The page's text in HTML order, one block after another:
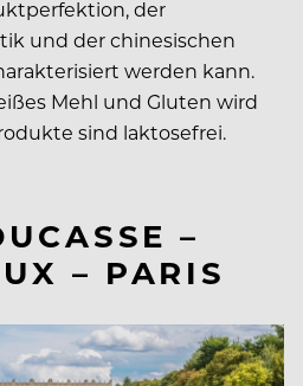
der
und der chinesischen
werden kann.
Mehl und Gluten wird
sind laktosefrei.
–
– PARIS